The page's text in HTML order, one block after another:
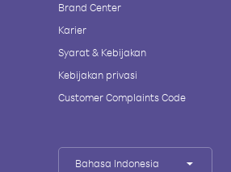
Brand Center
Karier
Syarat & Kebijakan
Kebijakan privasi
Customer Complaints Code
Bahasa Indonesia